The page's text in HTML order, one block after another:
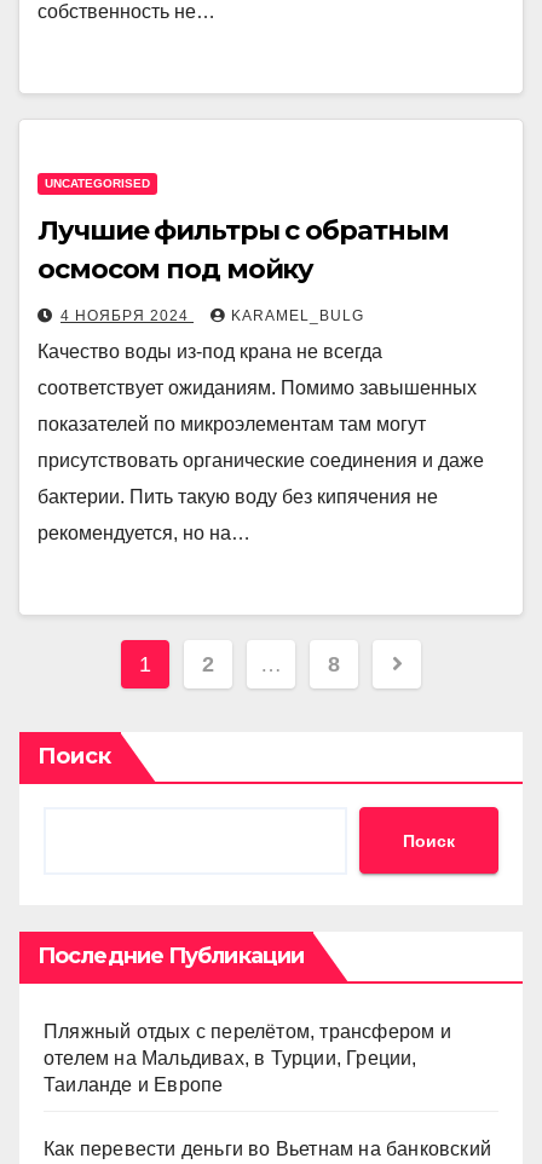
собственность не…
UNCATEGORISED
Лучшие фильтры с обратным
осмосом под мойку
4 НОЯБРЯ 2024 KARAMEL_BULG
Качество воды из-под крана не всегда
соответствует ожиданиям. Помимо завышенных
показателей по микроэлементам там могут
присутствовать органические соединения и даже
бактерии. Пить такую воду без кипячения не
рекомендуется, но на…
Пагинация
1 2 … 8
Поиск
Поиск
Последние Публикации
Пляжный отдых с перелётом, трансфером и
отелем на Мальдивах, в Турции, Греции,
Таиланде и Европе
Как перевести деньги во Вьетнам на банковский